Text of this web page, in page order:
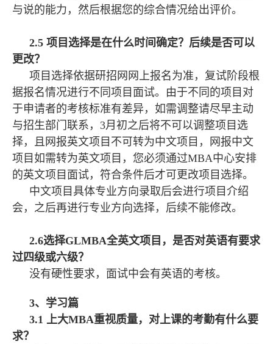
与说的能力，然后根据您的综合情况给出评价。
2.5 项目选择是在什么时间确定？后续是否可以
更改？
项目选择依据研招网网上报名为准，复试阶段根
据报名情况进行不同项目面试。由于不同的项目对
于申请者的考核标准有差异，如需调整请尽早主动
与招生部门联系，3月初之后将不可以调整项目选
择，且网报英文项目不可转为中文项目，网报中文
项目如需转为英文项目，您必须通过MBA中心安排
的英文项目面试，符合条件后才可更改项目选择。
中文项目具体专业方向录取后会进行项目介绍
会，之后再进行专业方向选择，后续不能修改。
2.6选择GLMBA全英文项目，是否对英语有要求
过四级或六级？
没有硬性要求，面试中会有英语的考核。
3、学习篇
3.1 上大MBA重视质量，对上课的考勤有什么要
求？